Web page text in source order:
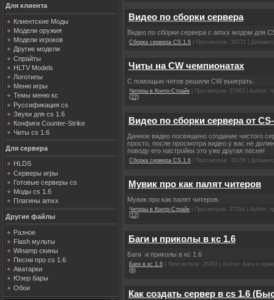
Для клиента
Клиентские Моды
Модели оружия
Модели игроков
Другие модели
Спрайты
HLTV Models
Логотипы
Меню игры
Темы меню кс
Руссификация cs
Звуки для cs 1.6
Конфиги Counter-Strike
Читы cs 1.6
Для сервера
HLDS
Серверы игры
Готовые серверы cs
Моды cs 1.6
Плагины amxx
Другие файлы
Разное
Flash мульты
Winamp скины
Песни про cs 1.6
Аватарки
Юзер бары
Обои
Видео по сборки сервера
Видео по сборки сервера с amxx модом для
Сборка сервера CS 1.6 | Просмотров: 38271 |
Читы на CW чемпионатах
С помощью читов решили CW выиграть.
Читеры в Контр-Страйк | Просмотров: 37662 | Author:
(22)
Видео по сборки сервера от
Данное видео посвящено создание чистого
просто, после просмотра видео у вас не
поводу его настройки это уже другая песня!
Сборка сервера CS 1.6 | Просмотров: 30156 |
Мувик про как палят читеров
Мувик про как палят читеров.
Читеры в Контр-Страйк | Просмотров: 27254 | Author:
(12)
Баги и приколы в кс 1.6
Баги и приколы в кс 1.6
Баги в кс 1.6 | Просмотров: 26453 | Author: Баги и
(6)
Как создать сервер в cs 1.6